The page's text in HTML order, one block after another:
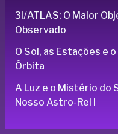
3I/ATLAS: O Maior
Observado
O Sol, as Estações e
Órbita
A Luz e o Mistério do
Nosso Astro-Rei !